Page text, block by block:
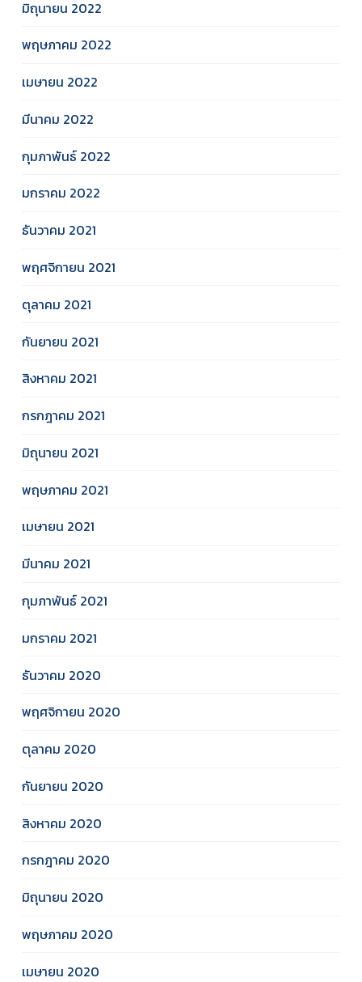
มิถุนายน 2022
พฤษภาคม 2022
เมษายน 2022
มีนาคม 2022
กุมภาพันธ์ 2022
มกราคม 2022
ธันวาคม 2021
พฤศจิกายน 2021
ตุลาคม 2021
กันยายน 2021
สิงหาคม 2021
กรกฎาคม 2021
มิถุนายน 2021
พฤษภาคม 2021
เมษายน 2021
มีนาคม 2021
กุมภาพันธ์ 2021
มกราคม 2021
ธันวาคม 2020
พฤศจิกายน 2020
ตุลาคม 2020
กันยายน 2020
สิงหาคม 2020
กรกฎาคม 2020
มิถุนายน 2020
พฤษภาคม 2020
เมษายน 2020